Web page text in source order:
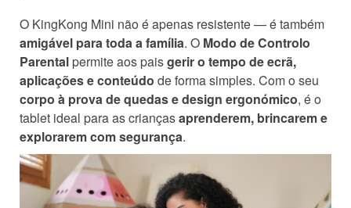
O KingKong Mini não é apenas resistente — é também
amigável para toda a família. O Modo de Controlo
Parental permite aos paisgerir o tempo de ecrã,
aplicações e conteúdo de forma simples. Com o seu
corpo à prova de quedas e design ergonómico, é o
tablet ideal para as criançasaprenderem, brincarem e
explorarem com segurança.